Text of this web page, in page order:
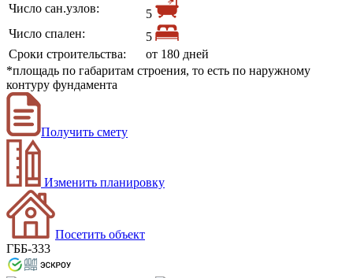
Число сан.узлов:
5
Число спален:
5
Сроки строительства:
от 180 дней
*площадь по габаритам строения, то есть по наружному
контуру фундамента
Получить смету
Изменить планировку
Посетить объект
ГББ-333